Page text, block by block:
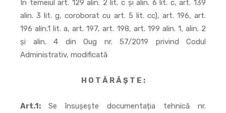
In temeiul art. 129 alin. 2 lit. c și alin. 6 lit. c, art. 139
alin. 3 lit. g, coroborat cu art. 5 lit. cc), art. 196, art.
196 alin.1 lit. a, art. 197, art. 198, art. 199 alin. 1, alin. 2
și alin. 4 din Oug nr. 57/2019 privind Codul
Administrativ, modificată
H O T Ă R Ă Ș T E :
Art.1: Se însușește documentația tehnică nr.